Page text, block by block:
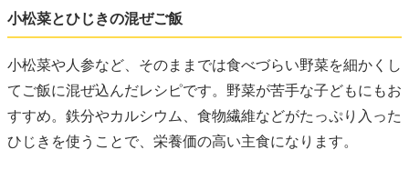
小松菜とひじきの混ぜご飯
小松菜や人参など、そのままでは食べづらい野菜を細かくし
てご飯に混ぜ込んだレシピです。野菜が苦手な子どもにもお
すすめ。鉄分やカルシウム、食物繊維などがたっぷり入った
ひじきを使うことで、栄養価の高い主食になります。